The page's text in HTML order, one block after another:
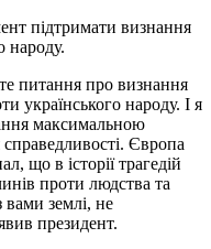
підтримати визнання
народу.
питання про визнання
українського народу. І я
максимальною
Європа
що в історії трагедій
проти людства та
землі, не
президент.